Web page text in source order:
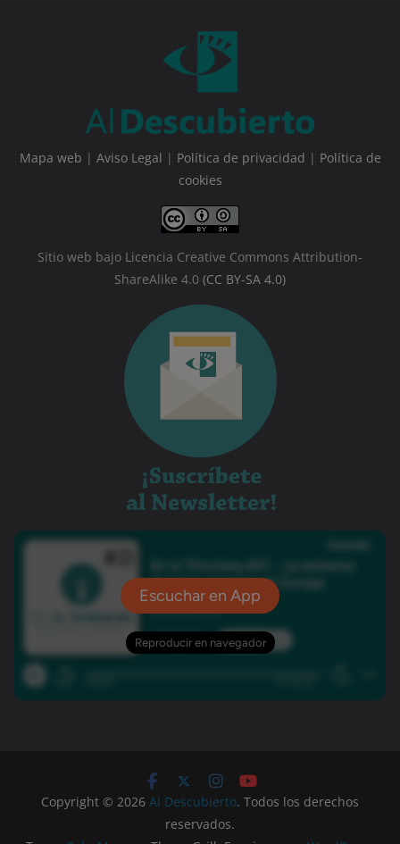
Mapa web | Aviso Legal | Política de privacidad | Política de
cookies
Sitio web bajo Licencia Creative Commons Attribution-
ShareAlike 4.0 (CC BY-SA 4.0)
Copyright © 2026 Al Descubierto. Todos los derechos
reservados.